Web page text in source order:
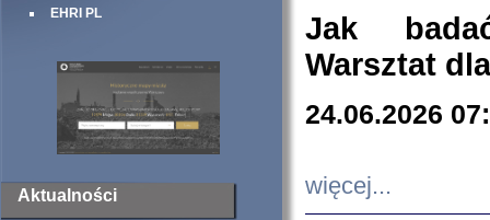
EHRI PL
Aktualności
Jak
Warsztat
24.06.2026
więcej...